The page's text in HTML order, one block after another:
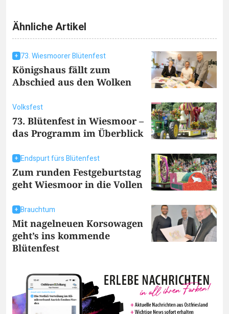
Ähnliche Artikel
73. Wiesmoorer Blütenfest
Königshaus fällt zum
Abschied aus den Wolken
Volksfest
73. Blütenfest in Wiesmoor –
das Programm im Überblick
Endspurt fürs Blütenfest
Zum runden Festgeburtstag
geht Wiesmoor in die Vollen
Brauchtum
Mit nagelneuen Korsowagen
geht’s ins kommende
Blütenfest